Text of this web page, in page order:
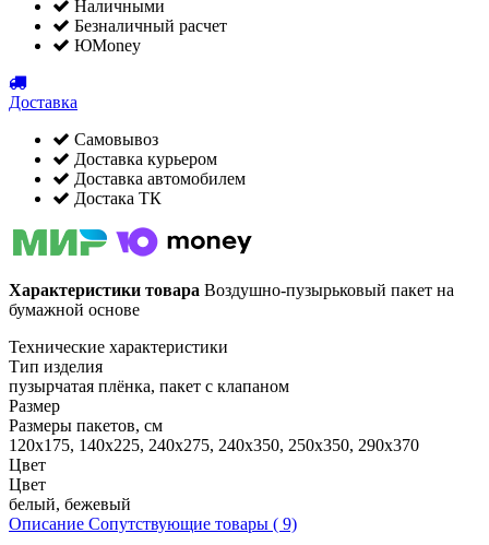
Наличными
Безналичный расчет
ЮMoney
Доставка
Самовывоз
Доставка курьером
Доставка автомобилем
Достака ТК
Характеристики товара Воздушно-пузырьковый пакет на
бумажной основе
Технические характеристики
Тип изделия
пузырчатая плёнка, пакет с клапаном
Размер
Размеры пакетов, см
120х175, 140х225, 240х275, 240х350, 250х350, 290х370
Цвет
Цвет
белый, бежевый
Описание Сопутствующие товары ( 9)